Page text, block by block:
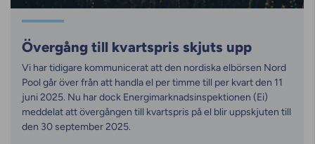
Övergång till kvartspris skjuts upp
Vi har tidigare kommunicerat att den nordiska elbörsen Nord
Pool går över från att handla el per timme till per kvart den 11
juni 2025. Nu har dock Energimarknadsinspektionen (Ei)
meddelat att övergången till kvartspris på el blir uppskjuten till
den 30 september 2025.